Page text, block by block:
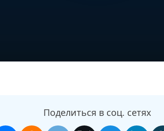
Поделиться в соц. сетях